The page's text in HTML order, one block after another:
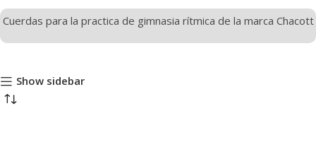
Cuerdas para la practica de gimnasia rítmica de la marca Chacott
Show sidebar